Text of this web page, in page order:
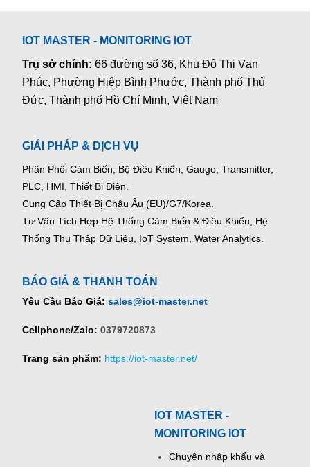
IOT MASTER - MONITORING IOT
Trụ sở chính:66 đường số 36, Khu Đô Thị Vạn
Phúc, Phường Hiệp Bình Phước, Thành phố Thủ
Đức, Thành phố Hồ Chí Minh, Việt Nam
GIẢI PHÁP & DỊCH VỤ
Phân Phối Cảm Biến, Bộ Điều Khiển, Gauge, Transmitter,
PLC, HMI, Thiết Bị Điện.
Cung Cấp Thiết Bị Châu Âu (EU)/G7/Korea.
Tư Vấn Tích Hợp Hệ Thống Cảm Biến & Điều Khiển, Hệ
Thống Thu Thập Dữ Liệu, IoT System, Water Analytics.
BÁO GIÁ & THANH TOÁN
Yêu Cầu Báo Giá: sales@iot-master.net
Cellphone/Zalo: 0379720873
Trang sản phẩm: https://iot-master.net/
IOT MASTER -
MONITORING IOT
Chuyên nhập khẩu và